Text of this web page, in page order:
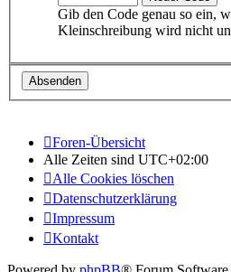
Gib den Code genau so ein,
Kleinschreibung wird nicht
Foren-Übersicht
Alle Zeiten sind UTC+02:00
Alle Cookies löschen
Datenschutzerklärung
Impressum
Kontakt